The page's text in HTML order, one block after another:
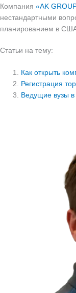
Компания «AK
нестандартными
планированием в
Статьи на тему:
Как открыть
Регистрация
Ведущие вузы